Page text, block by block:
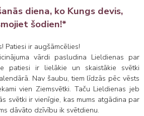
diena, ko Kungs devis,
šodien!*
Patiesi ir augšāmcēlies!
vārdi pasludina Lieldienas par
patiesi ir lielākie un skaistākie svētki
Nav šaubu, tiem līdzās pēc vēsts
vien Ziemsvētki. Taču Lieldienas jeb
svētki ir vienīgie, kas mums atgādina par
dāvāto dzīvību ik svētdienu.